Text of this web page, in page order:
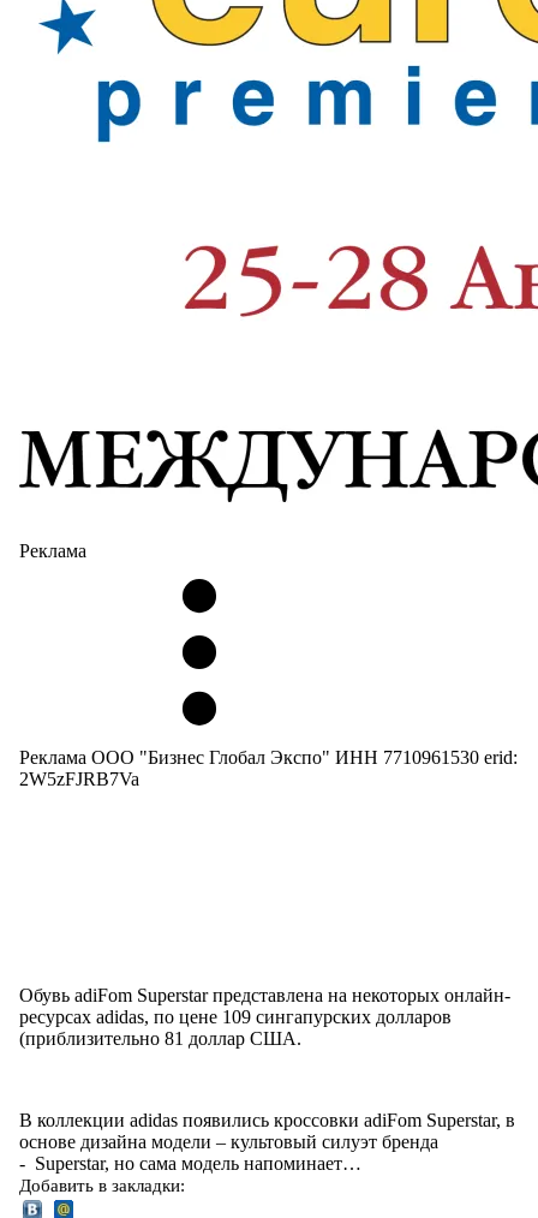
Реклама
Реклама ООО "Бизнес Глобал Экспо" ИНН 7710961530 erid:
2W5zFJRB7Va
Обувь adiFom Superstar представлена на некоторых онлайн-
ресурсах adidas, по цене 109 сингапурских долларов
(приблизительно 81 доллар США.
В коллекции adidas появились кроссовки adiFom Superstar, в
основе дизайна модели – культовый силуэт бренда
- Superstar, но сама модель напоминает…
Добавить в закладки: